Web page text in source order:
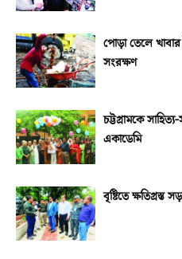
পোড়া তেলে খাবার
সংরক্ষণ
চট্টগ্রামকে
একাডেমি
বৃষ্টিতে ক্ষতিগ্রস্ত